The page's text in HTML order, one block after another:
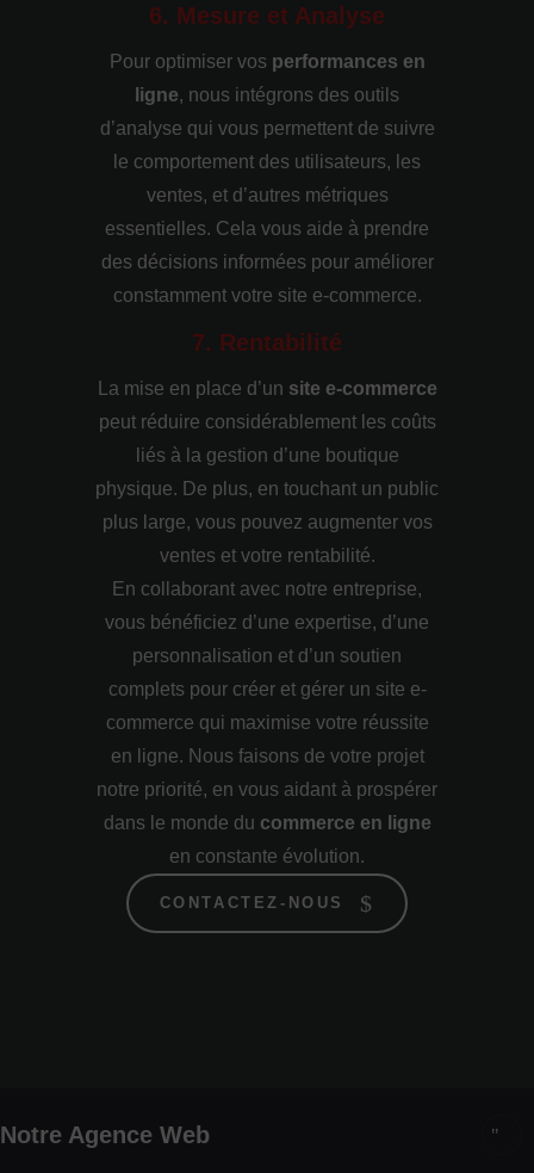
6. Mesure et Analyse
Pour optimiser vos performances en
ligne, nous intégrons des outils
d’analyse qui vous permettent de suivre
le comportement des utilisateurs, les
ventes, et d’autres métriques
essentielles. Cela vous aide à prendre
des décisions informées pour améliorer
constamment votre site e-commerce.
7. Rentabilité
La mise en place d’un site e-commerce
peut réduire considérablement les coûts
liés à la gestion d’une boutique
physique. De plus, en touchant un public
plus large, vous pouvez augmenter vos
ventes et votre rentabilité.
En collaborant avec notre entreprise,
vous bénéficiez d’une expertise, d’une
personnalisation et d’un soutien
complets pour créer et gérer un site e-
commerce qui maximise votre réussite
en ligne. Nous faisons de votre projet
notre priorité, en vous aidant à prospérer
dans le monde du commerce en ligne
en constante évolution.
CONTACTEZ-NOUS
Notre Agence Web